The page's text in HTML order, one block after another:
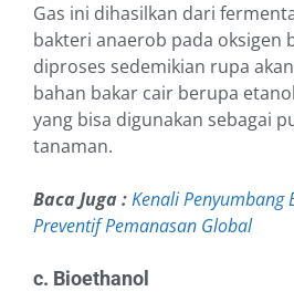
Gas ini dihasilkan dari
bakteri anaerob pada oksigen
diproses sedemikian rupa
bahan bakar cair berupa
yang bisa digunakan sebagai
tanaman.
Baca Juga :Kenali Penyumbang
Preventif Pemanasan Global
c. Bioethanol